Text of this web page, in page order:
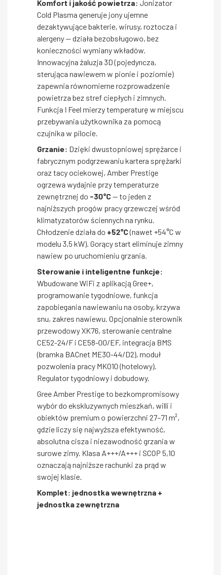
Komfort i jakość powietrza: Jonizator
Cold Plasma generuje jony ujemne
dezaktywujące bakterie, wirusy, roztocza i
alergeny — działa bezobsługowo, bez
konieczności wymiany wkładów.
Innowacyjna żaluzja 3D (pojedyncza,
sterująca nawiewem w pionie i poziomie)
zapewnia równomierne rozprowadzenie
powietrza bez stref ciepłych i zimnych.
Funkcja I Feel mierzy temperaturę w miejscu
przebywania użytkownika za pomocą
czujnika w pilocie.
Grzanie: Dzięki dwustopniowej sprężarce i
fabrycznym podgrzewaniu kartera sprężarki
oraz tacy ociekowej, Amber Prestige
ogrzewa wydajnie przy temperaturze
zewnętrznej do -30°C— to jeden z
najniższych progów pracy grzewczej wśród
klimatyzatorów ściennych na rynku.
Chłodzenie działa do +52°C(nawet +54°C w
modelu 3,5 kW). Gorący start eliminuje zimny
nawiew po uruchomieniu grzania.
Sterowanie i inteligentne funkcje:
Wbudowane WiFi z aplikacją Gree+,
programowanie tygodniowe, funkcja
zapobiegania nawiewaniu na osoby, krzywa
snu, zakres nawiewu. Opcjonalnie sterownik
przewodowy XK76, sterowanie centralne
CE52-24/F i CE58-00/EF, integracja BMS
(bramka BACnet ME30-44/D2), moduł
pozwolenia pracy MK010 (hotelowy).
Regulator tygodniowy i dobudowy.
Gree Amber Prestige to bezkompromisowy
wybór do ekskluzywnych mieszkań, willi i
obiektów premium o powierzchni 27–71 m²,
gdzie liczy się najwyższa efektywność,
absolutna cisza i niezawodność grzania w
surowe zimy. Klasa A+++/A+++ i SCOP 5,10
oznaczają najniższe rachunki za prąd w
swojej klasie.
Komplet: jednostka wewnętrzna +
jednostka zewnętrzna